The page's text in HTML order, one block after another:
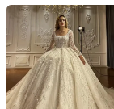
Suzhou Leader
Jiangsu, China